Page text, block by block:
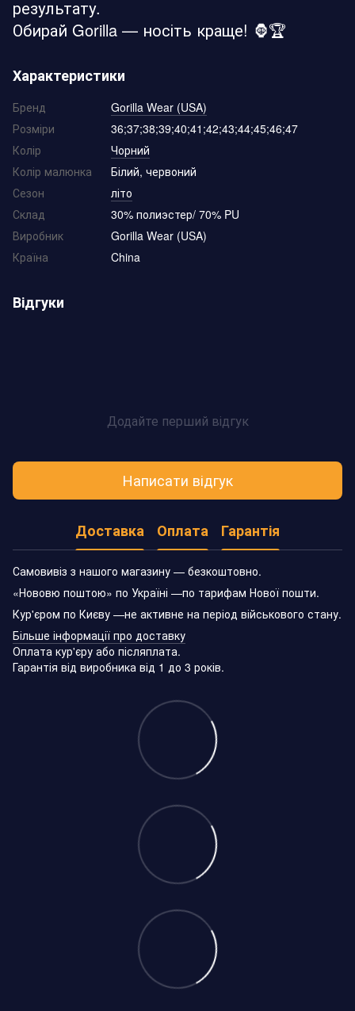
результату.
Обирай Gorilla — носіть краще! 🦍🏆
Характеристики
Бренд
Gorilla Wear (USA)
Розміри
36;37;38;39;40;41;42;43;44;45;46;47
Колір
Чорний
Колір малюнка
Білий, червоний
Сезон
літо
Склад
30% полиэстер/ 70% PU
Виробник
Gorilla Wear (USA)
Країна
China
Відгуки
Додайте перший відгук
Написати відгук
Доставка Оплата Гарантія
Самовивіз з нашого магазину — безкоштовно.
«Нововю поштою» по Україні —по тарифам Нової пошти.
Кур'єром по Києву —не активне на період військового стану.
Більше інформації про доставку
Оплата кур'єру або післяплата.
Гарантія від виробника від 1 до 3 років.